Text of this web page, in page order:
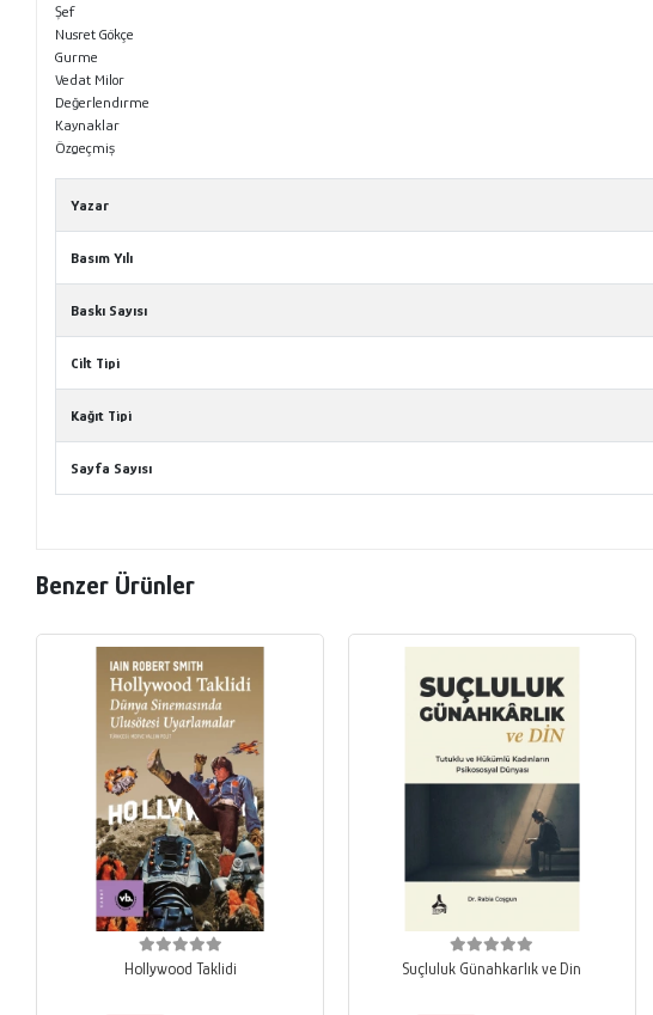
Şef
Nusret Gökçe
Gurme
Vedat Milor
Değerlendırme
Kaynaklar
Özgeçmiş
Yazar
Basım Yılı
Baskı Sayısı
Cilt Tipi
Kağıt Tipi
Sayfa Sayısı
Benzer Ürünler
Hollywood Taklidi Suçluluk Günahkarlık ve Din